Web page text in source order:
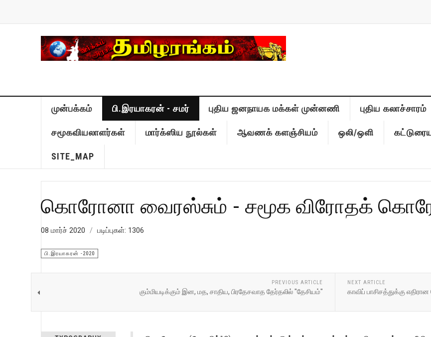
முன்பக்கம் பி.இரயாகரன் - சமர் புதிய ஜனநாயக மக்கள் முன்னணி புதிய கலாச்சாரம்
சமூகவியலாளர்கள் மார்க்ஸிய நூல்கள் ஆவணக் களஞ்சியம் ஒலி/ஒளி
SITE_MAP
கொரோனா வைரஸ்சும் - சமூக விரோதக்
08 மார்ச் 2020 படிப்புகள்: 1306
பி.இரயாகரன் -2020
PREVIOUS ARTICLE
கும்மியடிக்கும் இன, மத, சாதிய, பிரதேசவாத தேர்தலில் "தேசியம்"
NEXT ARTICLE
காவிப் பாசிசத்துக்கு